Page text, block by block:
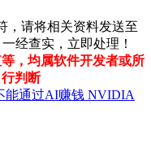
，请将相关资料发送至
经查实，立即处理！
，均属软件开发者或所
判断
能通过AI赚钱 NVIDIA